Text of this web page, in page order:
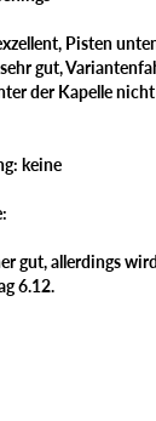
Pisten
gut,
der Kapelle
keine
gut, allerdings
6.12.